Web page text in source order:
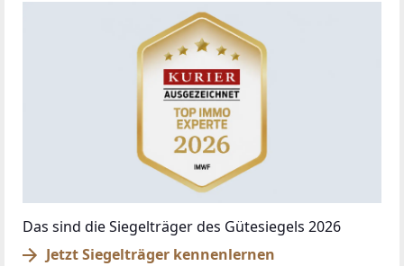
Das sind die Siegelträger des Gütesiegels 2026
Jetzt Siegelträger kennenlernen